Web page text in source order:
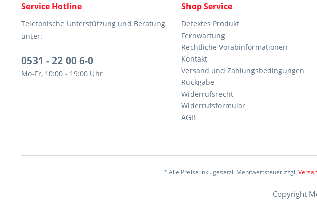
Service Hotline
Telefonische Unterstützung und Beratung
unter:
0531 - 22 00 6-0
Mo-Fr, 10:00 - 19:00 Uhr
Shop Service
Defektes Produkt
Fernwartung
Rechtliche Vorabinformationen
Kontakt
Versand und Zahlungsbedingungen
Rückgabe
Widerrufsrecht
Widerrufsformular
AGB
* Alle Preise inkl. gesetzl. Mehrwertsteuer zzgl.
Copyright